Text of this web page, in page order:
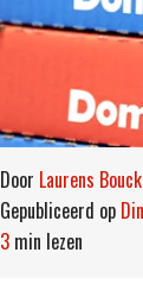
door Laurens
gepubliceerd op
3 min lezen